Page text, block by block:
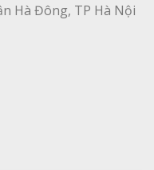
Hà Đông, TP Hà Nội